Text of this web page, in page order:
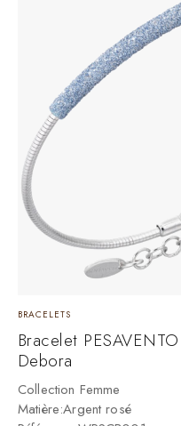
BRACELETS
Bracelet
Debora
Collection Femme
Matière:Argent rosé